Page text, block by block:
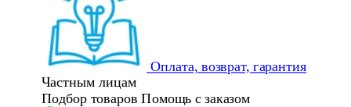
Оплата, возврат, гарантия
Частным лицам
Подбор товаров Помощь с заказом